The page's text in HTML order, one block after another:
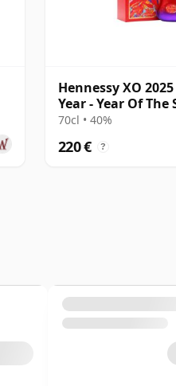
Hennessy XO
Year - Year Of The
Cognac
70cl • 40%
220 € ?